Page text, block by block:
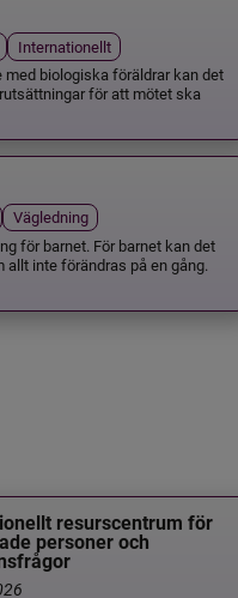
Internationellt
biologiska föräldrar kan det
för att mötet ska
Vägledning
för barnet. För barnet kan det
allt inte förändras på en gång.
resurscentrum för
personer och